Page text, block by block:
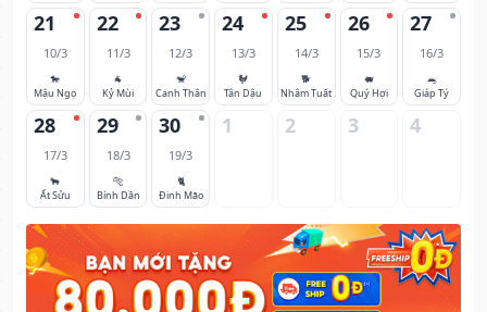
21
10/3
🐎
Mậu Ngọ
22
11/3
🐐
Kỷ Mùi
23
12/3
🐒
Canh Thân
24
13/3
🐓
Tân Dậu
25
14/3
🐕
Nhâm Tuất
26
15/3
🐖
Quý Hợi
27
16/3
🐀
Giáp Tý
28
17/3
🐂
Ất Sửu
29
18/3
🐅
Bính Dần
30
19/3
🐈
Đinh Mão
1 2 3 4